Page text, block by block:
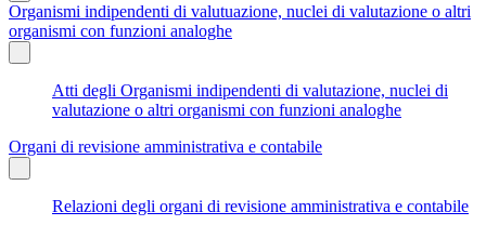
Organismi indipendenti di valutuazione, nuclei di valutazione o altri
organismi con funzioni analoghe
Atti degli Organismi indipendenti di valutazione, nuclei di
valutazione o altri organismi con funzioni analoghe
Organi di revisione amministrativa e contabile
Relazioni degli organi di revisione amministrativa e contabile